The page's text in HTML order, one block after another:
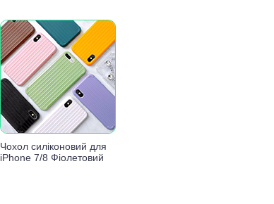
Чохол силіконовий для
iPhone 7/8 Фіолетовий